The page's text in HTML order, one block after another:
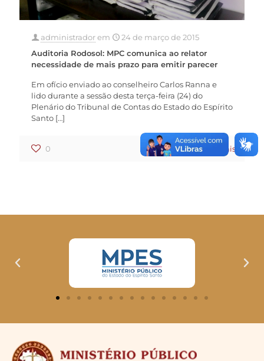
administradorem
24 de março de 2015
Auditoria Rodosol: MPC comunica ao relator
necessidade de mais prazo para emitir parecer
Em ofício enviado ao conselheiro Carlos Ranna e
lido durante a sessão desta terça-feira (24) do
Plenário do Tribunal de Contas do Estado do Espírito
Santo […]
0 0 Ler mais